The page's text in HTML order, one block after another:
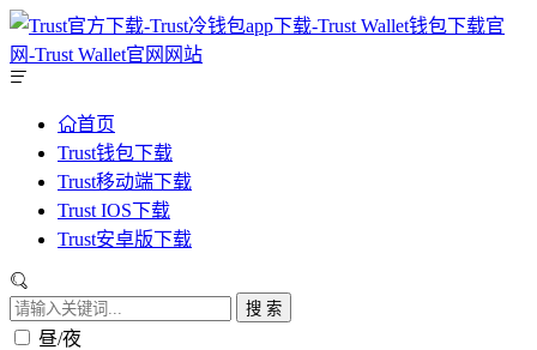
首页
Trust钱包下载
Trust移动端下载
Trust IOS下载
Trust安卓版下载
搜 索
昼/夜